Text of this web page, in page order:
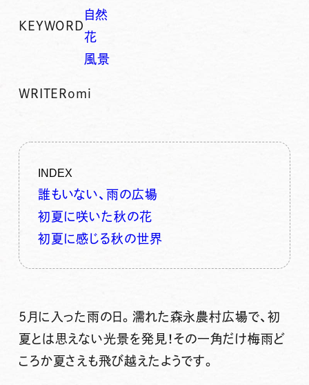
KEYWORD
自然
花
風景
WRITERomi
INDEX
誰もいない、雨の広場
初夏に咲いた秋の花
初夏に感じる秋の世界
5月に入った雨の日。濡れた森永農村広場で、初
夏とは思えない光景を発見！その一角だけ梅雨ど
ころか夏さえも飛び越えたようです。